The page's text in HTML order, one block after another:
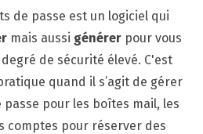
de passe est un logiciel qui
mais aussi générer pour vous
degré de sécurité élevé. C'est
quand il s’agit de gérer
pour les boîtes mail, les
comptes pour réserver des